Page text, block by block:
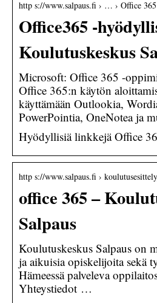
http s://www.salpaus.fi › … › Office 365
Office365 -
Koulutuskeskus
Microsoft: Office 365 -
Office 365:n käytön
käyttämään Outlookia,
PowerPointia, OneNotea ja
Hyödyllisiä linkkejä Office
http s://www.salpaus.fi ›
office 365 –
Salpaus
Koulutuskeskus Salpaus on
ja aikuisia opiskelijoita sekä
Hämeessä palveleva
Yhteystiedot …